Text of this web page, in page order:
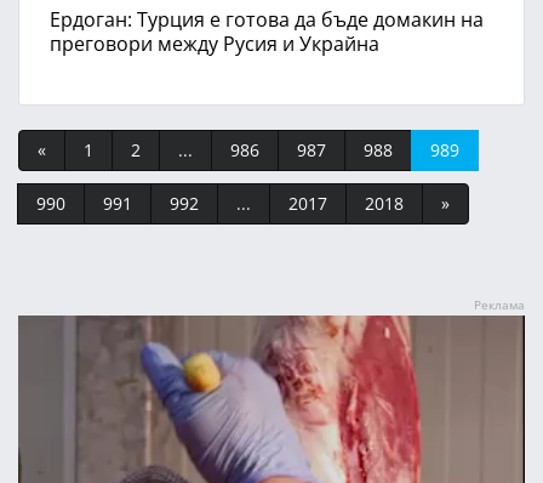
Ердоган: Турция е готова да бъде домакин на
преговори между Русия и Украйна
« 1 2 ... 986 987 988 989
990 991 992 ... 2017 2018 »